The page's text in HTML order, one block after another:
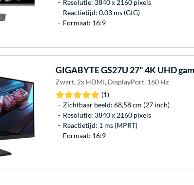
Resolutie: 3840 x 2160 pixels
Reactietijd: 0.03 ms (GtG)
Formaat: 16:9
GIGABYTEGS27U 27" 4K UHD
Zwart, 2x HDMI, DisplayPort, 160 Hz
(1)
Zichtbaar beeld: 68,58 cm (27 inch)
Resolutie: 3840 x 2160 pixels
Reactietijd: 1 ms (MPRT)
Formaat: 16:9